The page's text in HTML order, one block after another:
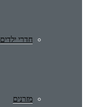
חדרי ילדים
מזרנים